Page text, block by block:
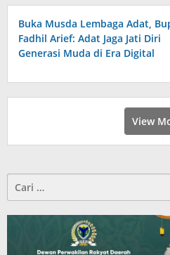
Buka Musda Lembaga Adat,
Fadhil Arief: Adat Jaga Jati Diri
Generasi Muda di Era Digital
View
Cari
untuk: